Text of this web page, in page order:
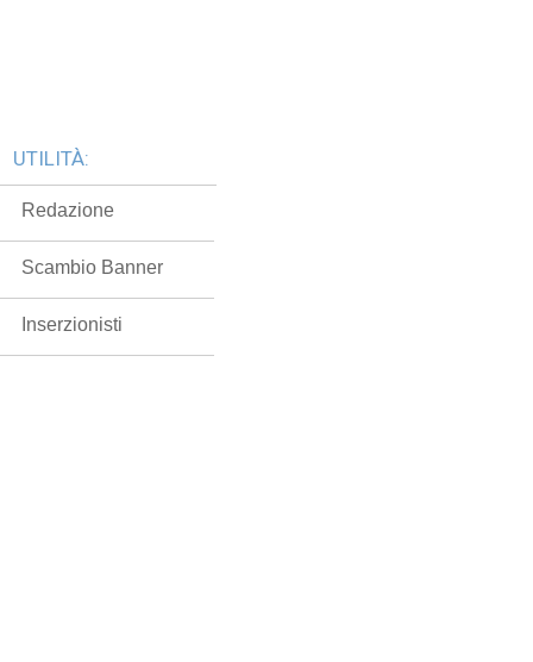
UTILITÀ:
Redazione
Scambio Banner
Inserzionisti